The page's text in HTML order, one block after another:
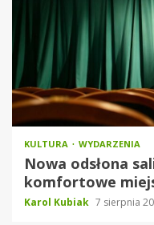
KULTURA WYDARZENIA
Nowa odsłona
komfortowe
Karol Kubiak 7 sierpnia